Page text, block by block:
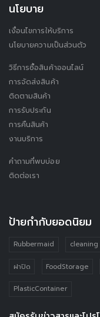
นโยบาย
เงื่อนไขการให้บริการ
นโยบายความเป็นส่วนตัว
วิธีการซื้อสินค้าออนไลน์
การจัดส่งสินค้า
ติดตามสินค้า
การรับประกัน
การคืนสินค้า
งานบริการ
คำถามที่พบบ่อย
ติดต่อเรา
ป้ายกำกับยอดนิยม
Rubbermaid cleaning
ฝาปิด FoodStorage
PlasticContainer